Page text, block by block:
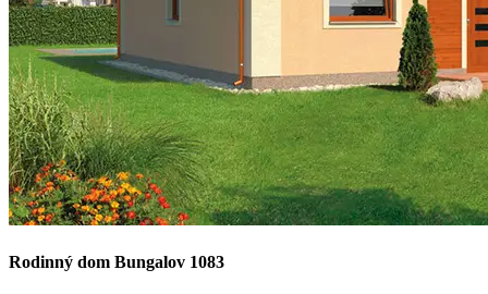
Rodinný dom Bungalov 1083